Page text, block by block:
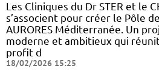
Les Cliniques du Dr STER et le
s’associent pour créer le Pôle
AURORES Méditerranée. Un
moderne et ambitieux qui
profit d
18/02/2026 15:25